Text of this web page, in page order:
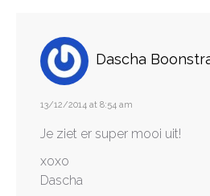
Dascha
13/12/2014 at 8:54 am
Je ziet er super mooi uit!
xoxo
Dascha